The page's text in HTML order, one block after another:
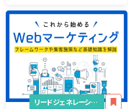
リードジェネレーション